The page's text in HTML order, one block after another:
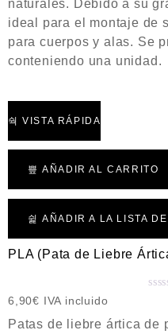
o
r
a
d
d
e
naturales. Debido a su
ideal para el montaje de
para cuerpos y alas. Se
conteniendo una unidad.
VISTA RÁPIDA
AÑADIR AL CARRITO
AÑADIR A LA LISTA
PLA (Pata de Liebre
a
6,90€ IVA incluido
Patas de liebre ártica de